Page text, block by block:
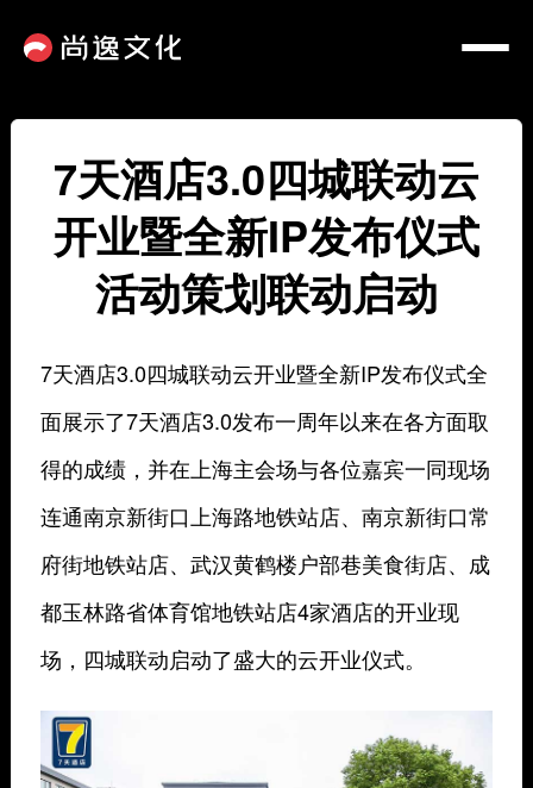
7天酒店3.0四城联动云
开业暨全新IP发布仪式
活动策划联动启动
7天酒店3.0四城联动云开业暨全新IP发布仪式全
面展示了7天酒店3.0发布一周年以来在各方面取
得的成绩，并在上海主会场与各位嘉宾一同现场
连通南京新街口上海路地铁站店、南京新街口常
府街地铁站店、武汉黄鹤楼户部巷美食街店、成
都玉林路省体育馆地铁站店4家酒店的开业现
场，四城联动启动了盛大的云开业仪式。